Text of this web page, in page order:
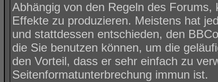
Abhängig von den Regeln des
Effekte zu produzieren. Meistens hat
und stattdessen entschieden, den
die Sie benutzen können, um die
den Vorteil, dass er sehr einfach zu
Seitenformatunterbrechung immun ist.